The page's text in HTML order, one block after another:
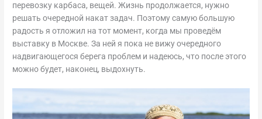
перевозку карбаса, вещей. Жизнь продолжается, нужно
решать очередной накат задач. Поэтому самую большую
радость я отложил на тот момент, когда мы проведём
выставку в Москве. За ней я пока не вижу очередного
надвигающегося берега проблем и надеюсь, что после этого
можно будет, наконец, выдохнуть.